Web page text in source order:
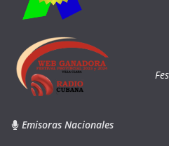
Emisoras Nacionales